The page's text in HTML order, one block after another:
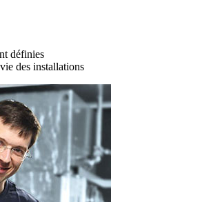
définies
des installations